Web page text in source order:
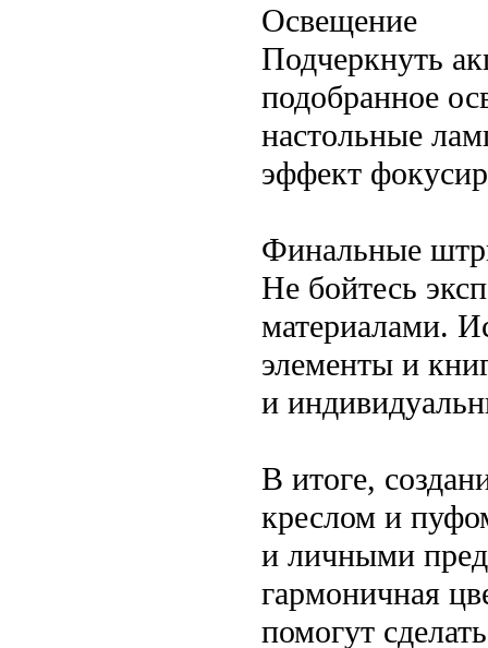
Освещение
Подчеркнуть
подобранное
настольные
эффект
Финальные
Не бойтесь
материалами.
элементы и
и
В итоге,
креслом и
и личными
гармоничная
помогут